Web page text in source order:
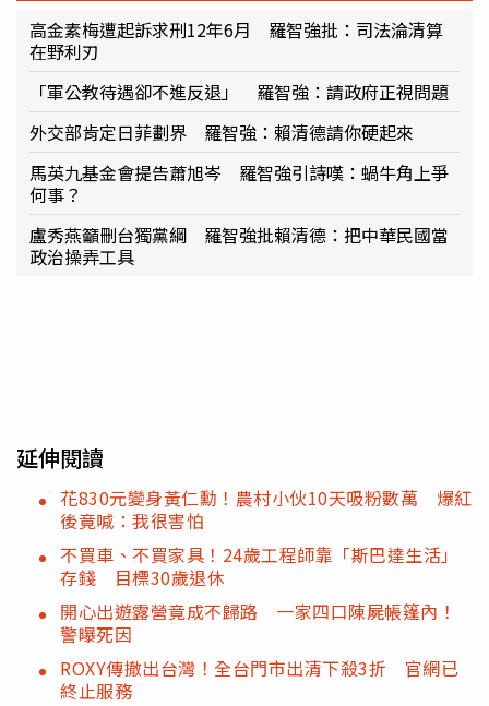
高金素梅遭起訴求刑12年6月 羅智強批：司法淪清算
在野利刃
「軍公教待遇卻不進反退」 羅智強：請政府正視問題
外交部肯定日菲劃界 羅智強：賴清德請你硬起來
馬英九基金會提告蕭旭岑 羅智強引詩嘆：蝸牛角上爭
何事？
盧秀燕籲刪台獨黨綱 羅智強批賴清德：把中華民國當
政治操弄工具
延伸閱讀
花830元變身黃仁勳！農村小伙10天吸粉數萬 爆紅
後竟喊：我很害怕
不買車、不買家具！24歲工程師靠「斯巴達生活」
存錢 目標30歲退休
開心出遊露營竟成不歸路 一家四口陳屍帳篷內！
警曝死因
ROXY傳撤出台灣！全台門市出清下殺3折 官網已
終止服務